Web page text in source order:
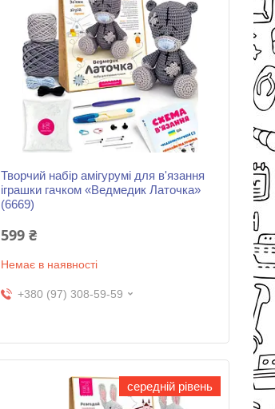
Творчий набір амігурумі для в'язання
іграшки гачком «Ведмедик Латочка»
(6669)
599 ₴
Немає в наявності
+380 (97) 308-59-59
середній рівень